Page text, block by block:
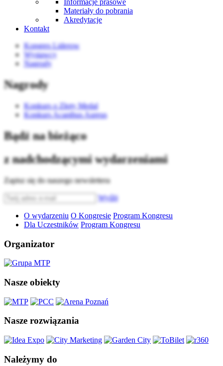
Informacje prasowe
Materiały do pobrania
Akredytacje
Kontakt
Kongres Liderow
Wystawcy
Nagrody
Nagrody
Konkurs o Złoty Medal
Konkurs Acanthus Aureus
Bądź na bieżąco
z nadchodzącymi wydarzeniami
Zapisz się do naszego newslettera
Wyślij
O wydarzeniu O Kongresie Program Kongresu
Dla Uczestników Program Kongresu
Organizator
Nasze obiekty
Nasze rozwiązania
Należymy do